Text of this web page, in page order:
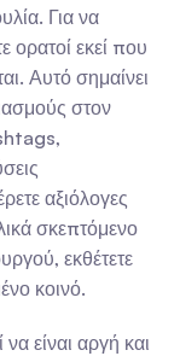
Για να
ορατοί εκεί που
Αυτό σημαίνει
στον
αξιόλογες
σκεπτόμενο
εκθέτετε
κοινό.
είναι αργή και